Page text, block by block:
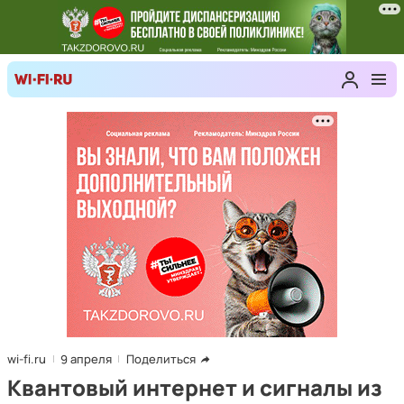
wi-fi.ru 9 апреля Поделиться
Квантовый интернет и сигналы из